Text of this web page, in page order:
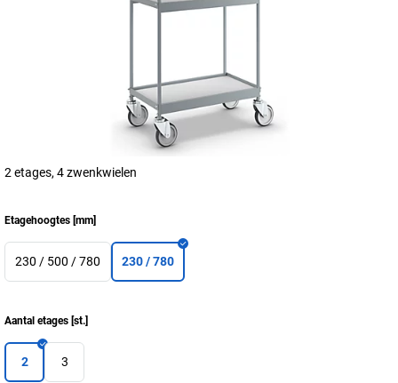
2 etages, 4 zwenkwielen
Etagehoogtes [mm]
230 / 500 / 780 230 / 780
Aantal etages [st.]
2 3